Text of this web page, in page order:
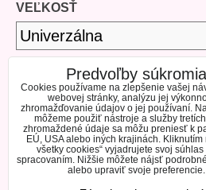
VEĽKOSŤ
DOSTUPNOSŤ
SKLADOM
Predvoľby súkromia
Cookies používame na zlepšenie vašej
webovej stránky, analýzu jej
zhromažďovanie údajov o jej používaní.
môžeme použiť nástroje a služby
zhromaždené údaje sa môžu preniesť k
EÚ, USA alebo iných krajinách. Kliknutím
všetky cookies“ vyjadrujete svoj súhlas
spracovaním. Nižšie môžete nájsť
alebo upraviť svoje preferencie.